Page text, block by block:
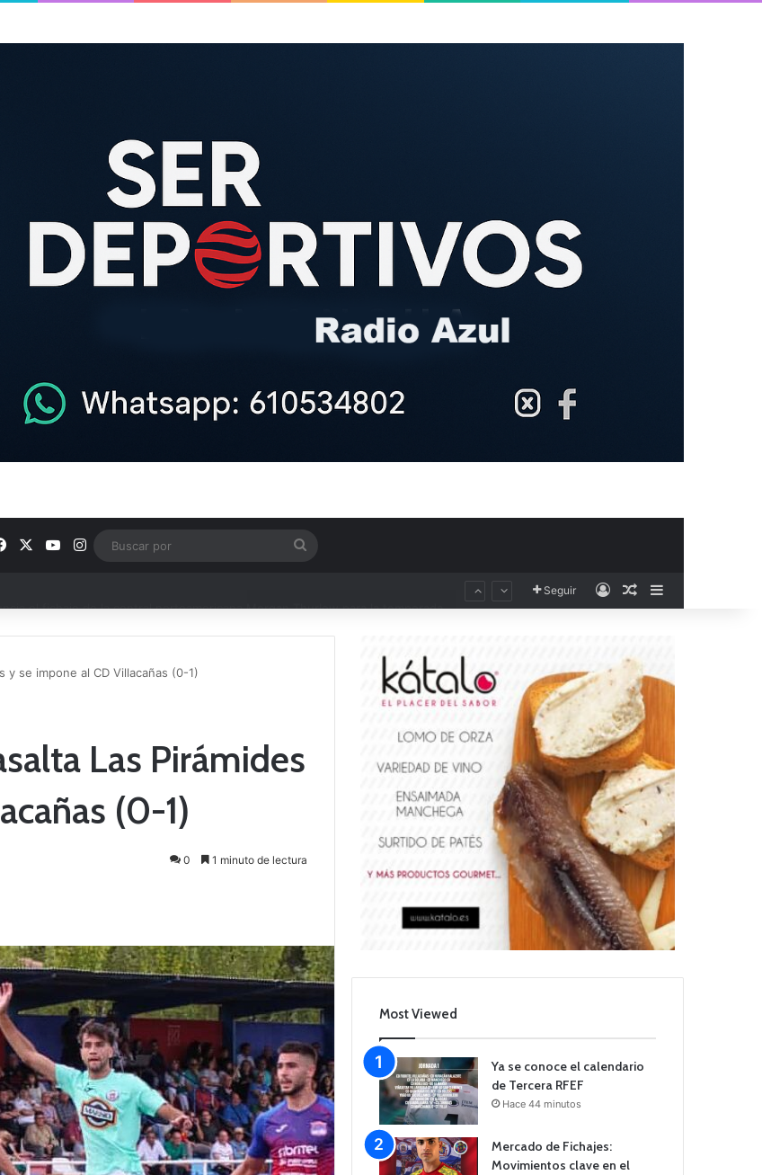
FacebookYouTube
Instagram
Seguir AccesoPublicación al
y se impone al CD Villacañas (0-1)
Las Pirámides
(0-1)
0 1 minuto de lectura
Most Viewed
Ya se conoce el calendario
de Tercera RFEF
Hace 44 minutos
Mercado de Fichajes:
Movimientos clave en el